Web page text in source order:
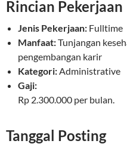
Rincian Pekerjaan
Jenis Pekerjaan: Fulltime
Manfaat:Tunjangan
pengembangan karir
Kategori:Administrative
Gaji:
Rp 2.300.000 per bulan.
Tanggal Posting